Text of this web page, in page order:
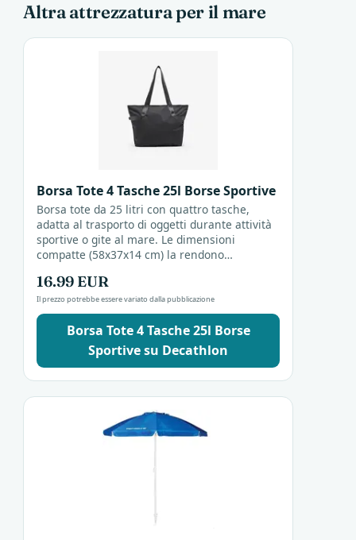
Altra attrezzatura per il mare
Borsa Tote 4 Tasche 25l Borse Sportive
Borsa tote da 25 litri con quattro tasche,
adatta al trasporto di oggetti durante attività
sportive o gite al mare. Le dimensioni
compatte (58x37x14 cm) la rendono
elastiche e...
16.99 EUR
Il prezzo potrebbe essere variato dalla pubblicazione
Borsa Tote 4 Tasche 25l Borse
Sportive su Decathlon